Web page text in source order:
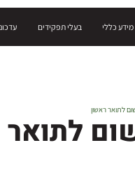
מידע כללי בעלי תפקידים
לתואר ראשון
לתואר